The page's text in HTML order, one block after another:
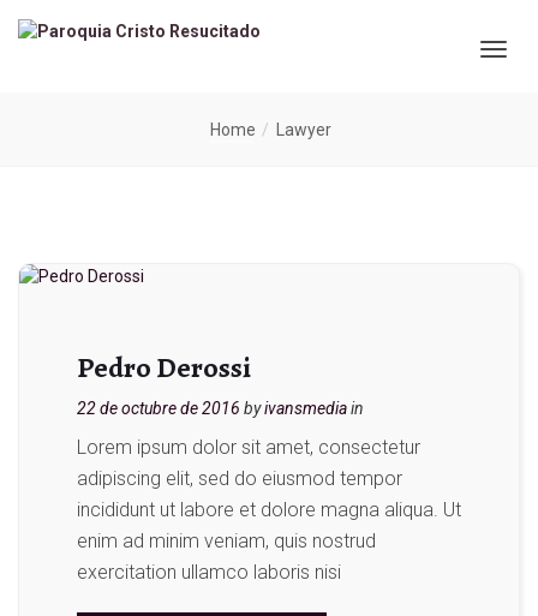
Home Lawyer
Pedro Derossi
22 de octubre de 2016 byivansmediain
Lorem ipsum dolor sit amet, consectetur
adipiscing elit, sed do eiusmod tempor
incididunt ut labore et dolore magna aliqua. Ut
enim ad minim veniam, quis nostrud
exercitation ullamco laboris nisi